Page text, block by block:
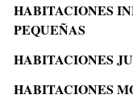
HABITACIONES
PEQUEÑAS
HABITACIONES
HABITACIONES